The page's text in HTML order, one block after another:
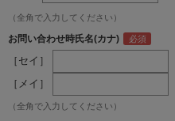
（全角で入力してください）
お問い合わせ時氏名(カナ)
［セイ］
［メイ］
（全角で入力してください）